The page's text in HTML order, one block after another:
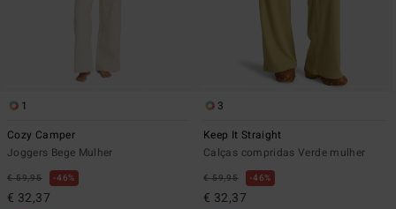
1
Cozy Camper
Joggers Bege Mulher
€ 59,95 46%
€ 32,37
3
Keep It Straight
Calças compridas Verde mulher
€ 59,95 46%
€ 32,37